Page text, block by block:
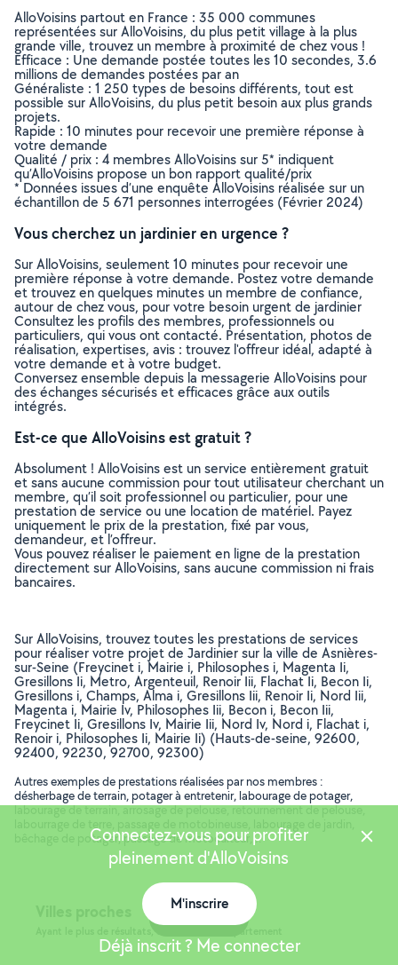
AlloVoisins partout en France : 35 000 communes
représentées sur AlloVoisins, du plus petit village à la plus
grande ville, trouvez un membre à proximité de chez vous !
Efficace : Une demande postée toutes les 10 secondes, 3.6
millions de demandes postées par an
Généraliste : 1 250 types de besoins différents, tout est
possible sur AlloVoisins, du plus petit besoin aux plus grands
projets.
Rapide : 10 minutes pour recevoir une première réponse à
votre demande
Qualité / prix : 4 membres AlloVoisins sur 5* indiquent
qu’AlloVoisins propose un bon rapport qualité/prix
* Données issues d’une enquête AlloVoisins réalisée sur un
échantillon de 5 671 personnes interrogées (Février 2024)
Vous cherchez un jardinier en urgence ?
Sur AlloVoisins, seulement 10 minutes pour recevoir une
première réponse à votre demande. Postez votre demande
et trouvez en quelques minutes un membre de confiance,
autour de chez vous, pour votre besoin urgent de jardinier
Consultez les profils des membres, professionnels ou
particuliers, qui vous ont contacté. Présentation, photos de
réalisation, expertises, avis : trouvez l'offreur idéal, adapté à
votre demande et à votre budget.
Conversez ensemble depuis la messagerie AlloVoisins pour
des échanges sécurisés et efficaces grâce aux outils
intégrés.
Est-ce que AlloVoisins est gratuit ?
Absolument ! AlloVoisins est un service entièrement gratuit
et sans aucune commission pour tout utilisateur cherchant un
membre, qu’il soit professionnel ou particulier, pour une
prestation de service ou une location de matériel. Payez
uniquement le prix de la prestation, fixé par vous,
demandeur, et l’offreur.
Vous pouvez réaliser le paiement en ligne de la prestation
directement sur AlloVoisins, sans aucune commission ni frais
bancaires.
Sur AlloVoisins, trouvez toutes les prestations de services
pour réaliser votre projet de Jardinier sur la ville de Asnières-
sur-Seine (Freycinet i, Mairie i, Philosophes i, Magenta Ii,
Gresillons Ii, Metro, Argenteuil, Renoir Iii, Flachat Ii, Becon Ii,
Gresillons i, Champs, Alma i, Gresillons Iii, Renoir Ii, Nord Iii,
Magenta i, Mairie Iv, Philosophes Iii, Becon i, Becon Iii,
Freycinet Ii, Gresillons Iv, Mairie Iii, Nord Iv, Nord i, Flachat i,
Renoir i, Philosophes Ii, Mairie Ii) (Hauts-de-seine, 92600,
92400, 92230, 92700, 92300)
Autres exemples de prestations réalisées par nos membres :
désherbage de terrain, potager à entretenir, labourage de potager,
labourage de terrain, arrosage de pelouse, retournement de pelouse,
labourrage de terre, passage de motobineuse, labourage de jardin,
bêchage de potager, passage de motoculteur, ..
Connectez-vous pour profiter
pleinement d'AlloVoisins
M'inscrire
Déjà inscrit ? Me connecter